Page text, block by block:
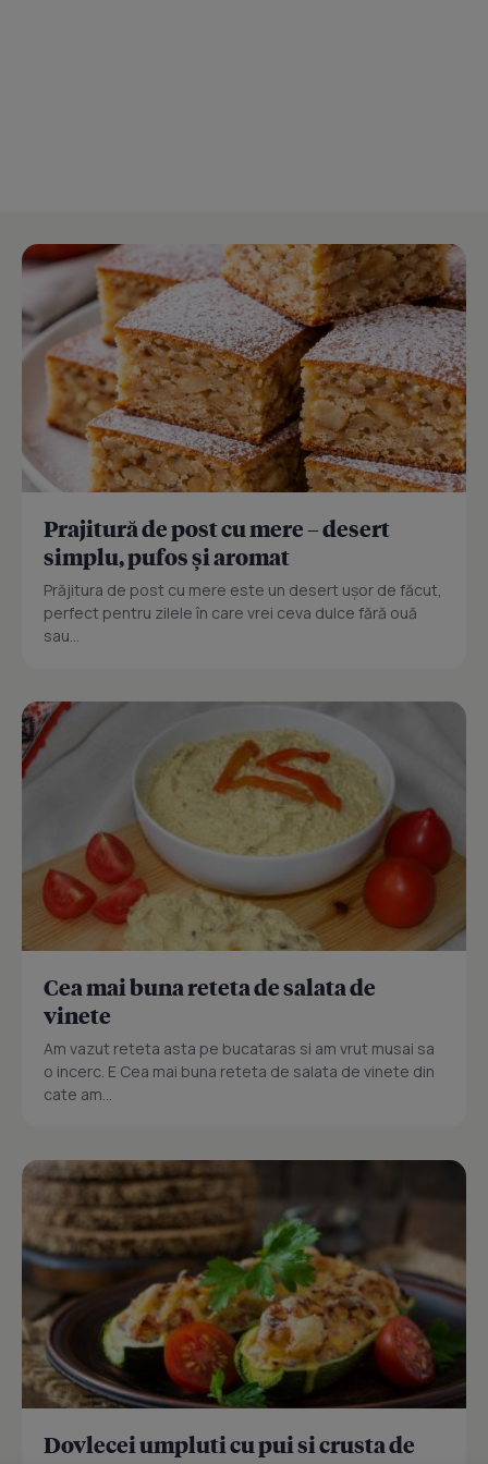
Prajitură de post cu mere – desert
simplu, pufos și aromat
Prăjitura de post cu mere este un desert ușor de făcut,
perfect pentru zilele în care vrei ceva dulce fără ouă
sau...
Cea mai buna reteta de salata de
vinete
Am vazut reteta asta pe bucataras si am vrut musai sa
o incerc. E Cea mai buna reteta de salata de vinete din
cate am...
Dovlecei umpluti cu pui si crusta de